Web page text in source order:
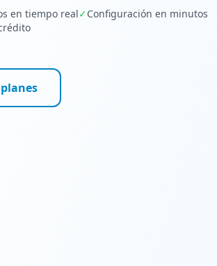
en tiempo real✓Configuración en minutos